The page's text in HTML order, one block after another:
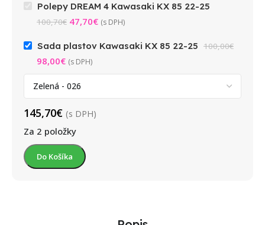
Polepy DREAM 4 Kawasaki KX 85 22-25
100,70€ 47,70€ (s DPH)
Sada plastov Kawasaki KX 85 22-25 100,00€
98,00€ (s DPH)
145,70€ (s DPH)
Za 2 položky
Do Košíka